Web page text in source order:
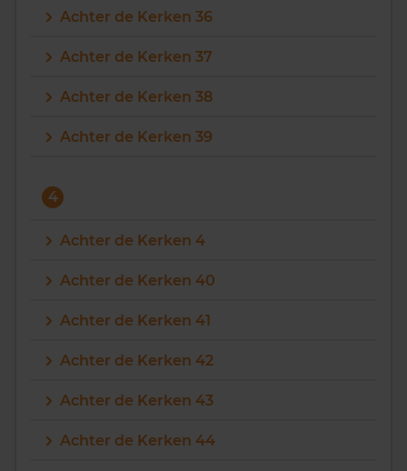
Achter de Kerken 36
Achter de Kerken 37
Achter de Kerken 38
Achter de Kerken 39
4
Achter de Kerken 4
Achter de Kerken 40
Achter de Kerken 41
Achter de Kerken 42
Achter de Kerken 43
Achter de Kerken 44